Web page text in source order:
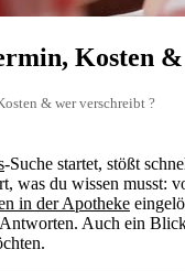
Kosten
& wer verschreibt ?
-Suche startet, stößt
was du wissen musst:
in der Apotheke
Auch ein